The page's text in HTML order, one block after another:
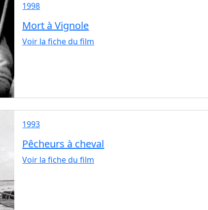
1998
Mort à Vignole
Voir la fiche du film
1993
Pêcheurs à cheval
Voir la fiche du film